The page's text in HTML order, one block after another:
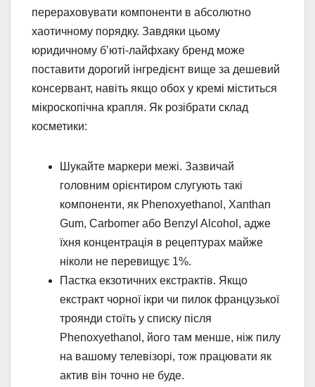
перераховувати компоненти в абсолютно
хаотичному порядку. Завдяки цьому
юридичному б’юті-лайфхаку бренд може
поставити дорогий інгредієнт вище за дешевий
консервант, навіть якщо обох у кремі міститься
мікроскопічна крапля. Як розібрати склад
косметики:
Шукайте маркери межі. Зазвичай
головним орієнтиром слугують такі
компоненти, як Phenoxyethanol, Xanthan
Gum, Carbomer або Benzyl Alcohol, адже
їхня концентрація в рецептурах майже
ніколи не перевищує 1%.
Пастка екзотичних екстрактів. Якщо
екстракт чорної ікри чи пилок французької
троянди стоїть у списку після
Phenoxyethanol, його там менше, ніж пилу
на вашому телевізорі, тож працювати як
актив він точно не буде.